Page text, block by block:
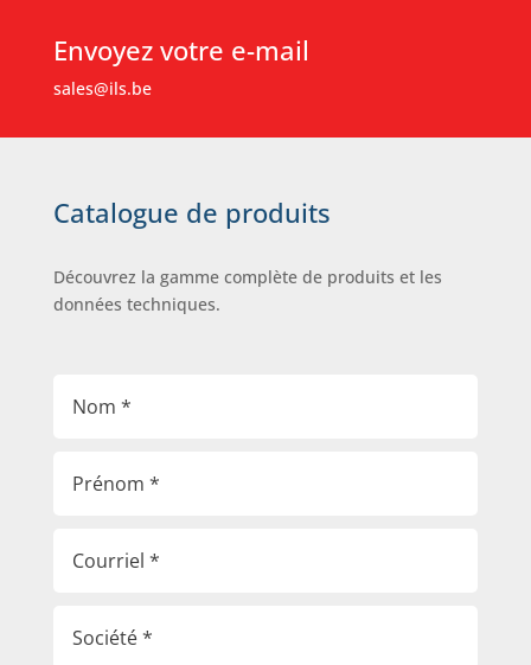
Envoyez votre e-mail
sales@ils.be
Catalogue de produits
Découvrez la gamme complète de produits et les
données techniques.